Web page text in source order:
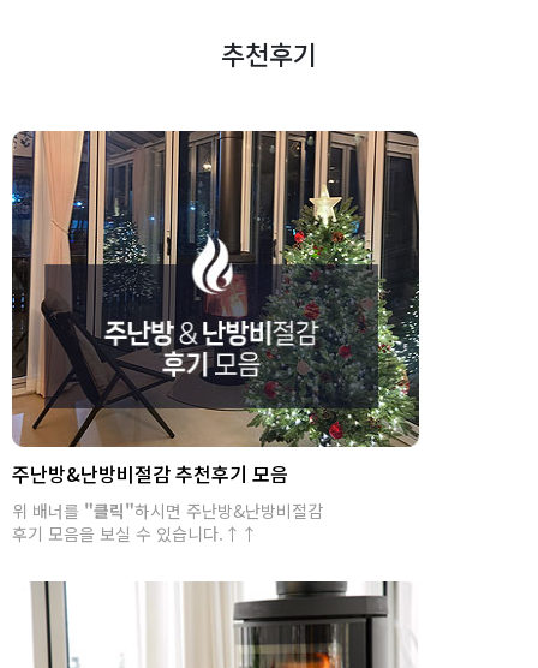
추천후기
주난방&난방비절감 추천후기 모음
위 배너를 "클릭"하시면 주난방&난방비절감
후기 모음을 보실 수 있습니다.↑↑